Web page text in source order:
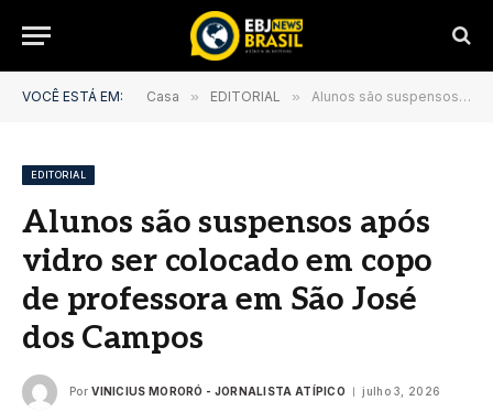
VOCÊ ESTÁ EM: Casa » EDITORIAL » Alunos são suspensos após vidro ser colocado em copo de professora em São José dos Campos
EDITORIAL
Alunos são suspensos após
vidro ser colocado em copo
de professora em São José
dos Campos
Por VINICIUS MORORÓ - JORNALISTA ATÍPICO julho 3, 2026